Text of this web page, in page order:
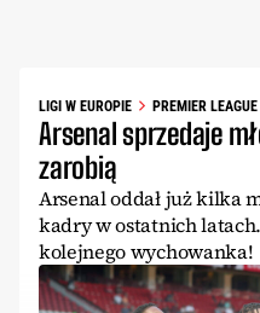
LIGI W EUROPIE PREMIER LEAGUE
Arsenal sprzedaje
zarobią
Arsenal oddał już kilka
kadry w ostatnich
kolejnego wychowanka!